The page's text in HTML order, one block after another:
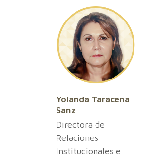
Yolanda Taracena
Sanz
Directora de
Relaciones
Institucionales e